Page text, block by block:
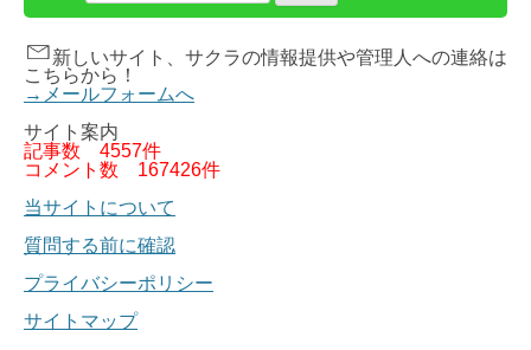
新しいサイト、サクラの情報提供や管理人への連絡は
こちらから！
→メールフォームへ
サイト案内
記事数 4557件
コメント数 167426件
当サイトについて
質問する前に確認
プライバシーポリシー
サイトマップ